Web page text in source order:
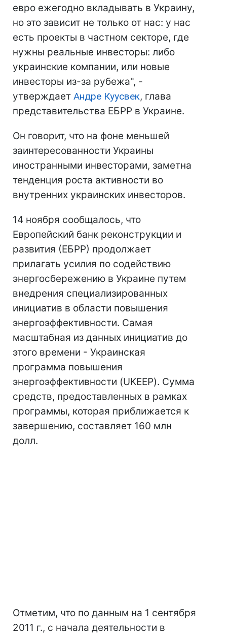
евро ежегодно вкладывать в Украину,
но это зависит не только от нас: у нас
есть проекты в частном секторе, где
нужны реальные инвесторы: либо
украинские компании, или новые
инвесторы из-за рубежа", -
утверждает Андре Куусвек, глава
представительства ЕБРР в Украине.
Он говорит, что на фоне меньшей
заинтересованности Украины
иностранными инвесторами, заметна
тенденция роста активности во
внутренних украинских инвесторов.
14 ноября сообщалось, что
Европейский банк реконструкции и
развития (ЕБРР) продолжает
прилагать усилия по содействию
энергосбережению в Украине путем
внедрения специализированных
инициатив в области повышения
энергоэффективности. Самая
масштабная из данных инициатив до
этого времени - Украинская
программа повышения
энергоэффективности (UKEEP). Сумма
средств, предоставленных в рамках
программы, которая приближается к
завершению, составляет 160 млн
долл.
Отметим, что по данным на 1 сентября
2011 г., с начала деятельности в